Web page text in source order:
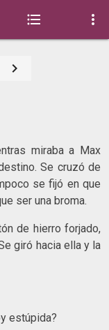
 

miraba a Max
Se cruzó de
se fijó en que
ser una broma.
de hierro forjado,
giró hacia ella y la
estúpida?